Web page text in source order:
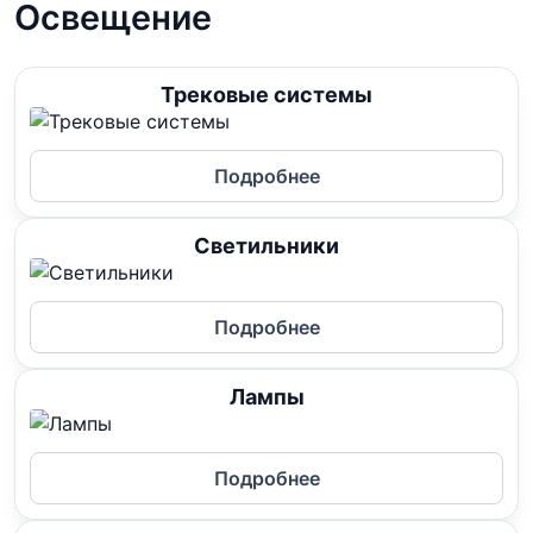
Освещение
Трековые системы
Подробнее
Светильники
Подробнее
Лампы
Подробнее